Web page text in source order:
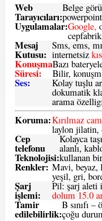
Web
Tarayıcıları:
Belge
Uygulamalar:Google,
Mesaj
Kutusu:
Sms, ems,
internetsiz
Konuşma
Süresi:
Bazı
Bilir,
Ses: Kolay tuşlu
dokumatik
arama
Koruma:Kırılmaz
laylon jilatin,
Cep
telefonu
Teknolojisi:
Kolayca
alanlı,
kullanan
Renkler: Mavi, beyaz,
yeşil, gri,
Şarj
işlemi:
Pil: şarj aleti
dolum 15.0
Tamir
edilebilirlik:
B sınıfı –
çoğu